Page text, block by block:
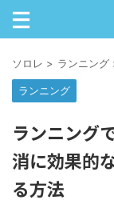
ソロレ > ランニング
ランニング
ランニング
消に効果的
る方法